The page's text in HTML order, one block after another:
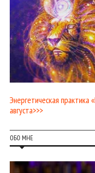
Энергетическая практика
августа>>>
ОБО МНЕ